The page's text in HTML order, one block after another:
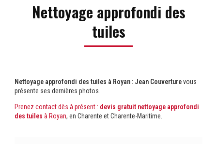
Nettoyage approfondi des
tuiles
Nettoyage approfondi des tuiles à Royan : Jean Couverturevous
présente ses dernières photos.
Prenez contact dès à présent : devis gratuit nettoyage approfondi
des tuiles à Royan, en Charente et Charente-Maritime.